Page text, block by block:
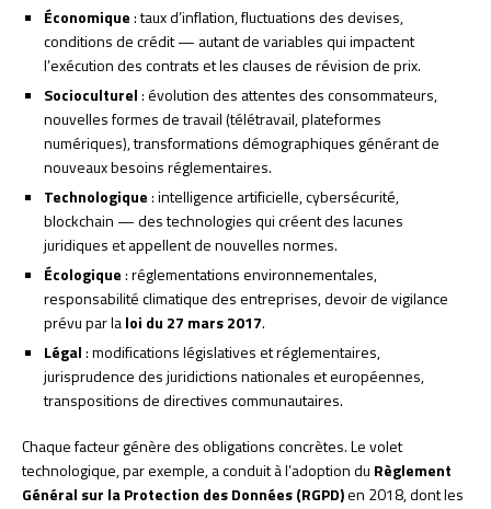
Économique: taux d’inflation, fluctuations des devises,
conditions de crédit — autant de variables qui impactent
l’exécution des contrats et les clauses de révision de prix.
Socioculturel: évolution des attentes des consommateurs,
nouvelles formes de travail (télétravail, plateformes
numériques), transformations démographiques générant de
nouveaux besoins réglementaires.
Technologique: intelligence artificielle, cybersécurité,
blockchain — des technologies qui créent des lacunes
juridiques et appellent de nouvelles normes.
Écologique: réglementations environnementales,
responsabilité climatique des entreprises, devoir de vigilance
prévu par laloi du 27 mars 2017.
Légal: modifications législatives et réglementaires,
jurisprudence des juridictions nationales et européennes,
transpositions de directives communautaires.
Chaque facteur génère des obligations concrètes. Le volet
technologique, par exemple, a conduit à l’adoption du Règlement
Général sur la Protection des Données (RGPD)en 2018, dont les